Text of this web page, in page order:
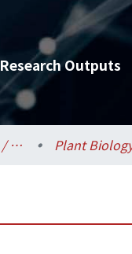
Research Outputs
College of Life Science / 生命科學院